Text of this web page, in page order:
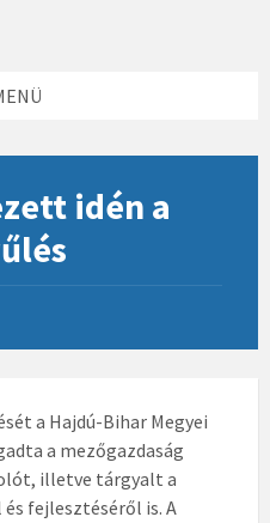
idén a
a Hajdú-Bihar Megyei
a mezőgazdaság
illetve tárgyalt a
fejlesztéséről is. A